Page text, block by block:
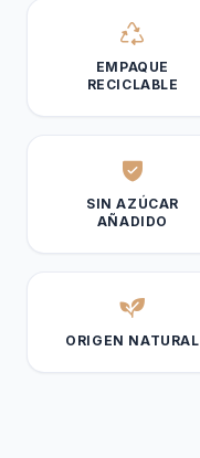
EMPAQUE
RECICLABLE
SIN AZÚCAR
AÑADIDO
ORIGEN NATURAL